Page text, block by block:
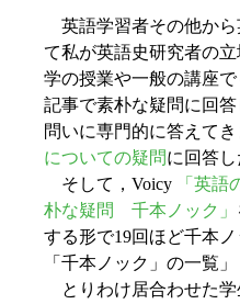
英語学習者その他から
て私が英語史研究者の
学の授業や一般の講座
記事で素朴な疑問に回答
問いに専門的に答えて
についての疑問に回答し
そして，Voicy
「英語
朴な疑問 千本ノック」
する形で19回ほど千本
「千本ノック」の一覧」
とりわけ居合わせた学